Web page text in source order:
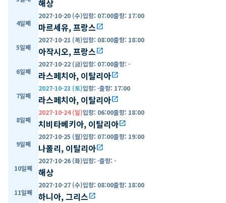
해상
4일째
2027-10-20 (수)입항: 07:00출항: 17:00
마르세유, 프랑스open_in_new
5일째
2027-10-21 (목)입항: 08:00출항: 18:00
아작시오, 프랑스open_in_new
6일째
2027-10-22 (금)입항: 07:00출항: -
라스페치아, 이탈리아open_in_new
7일째
2027-10-23 (토)입항: -출항: 17:00
라스페치아, 이탈리아open_in_new
8일째
2027-10-24 (일)입항: 06:00출항: 18:00
치비타베키아, 이탈리아open_in_new
9일째
2027-10-25 (월)입항: 07:00출항: 19:00
나폴리, 이탈리아open_in_new
10일째
2027-10-26 (화)입항: -출항: -
해상
11일째
2027-10-27 (수)입항: 08:00출항: 18:00
하니아, 그리스open_in_new